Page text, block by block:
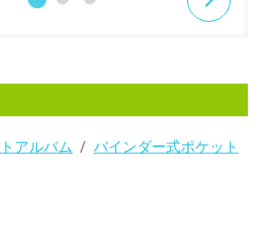
アルバム
バインダー式ポケット